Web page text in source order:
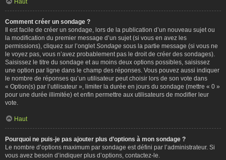
Comment créer un sondage ?
Il est facile de créer un sondage, lors de la publication d’un nouveau sujet ou
la modification du premier message d’un sujet (si vous en avez les
permissions), cliquez sur l’onglet Sondage sous la partie message (si vous ne
le voyez pas, vous n’avez probablement pas le droit de créer des sondages).
Saisissez le titre du sondage et au moins deux options possibles, saisissez
une option par ligne dans le champ des réponses. Vous pouvez aussi indiquer
le nombre de réponses qu’un utilisateur peut choisir lors de son vote dans
« Option(s) par l’utilisateur », limiter la durée en jours du sondage (mettre « 0 »
pour une durée illimitée) et enfin permettre aux utilisateurs de modifier leur
vote.
Haut
Pourquoi ne puis-je pas ajouter plus d’options à mon sondage ?
Le nombre d’options maximum par sondage est défini par l’administrateur. Si
vous avez besoin d’indiquer plus d’options, contactez-le.